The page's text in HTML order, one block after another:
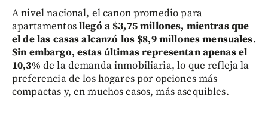
A nivel nacional, el canon promedio para
apartamentosllegó a $3,75 millones, mientras que
el de las casas alcanzó los $8,9 millones mensuales.
Sin embargo, estas últimas representan apenas el
10,3% de la demanda inmobiliaria, lo que refleja la
preferencia de los hogares por opciones más
compactas y, en muchos casos, más asequibles.